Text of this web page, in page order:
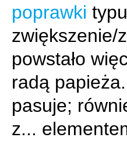
poprawki
zwiększenie/
powstało
radą
pasuje;
z...